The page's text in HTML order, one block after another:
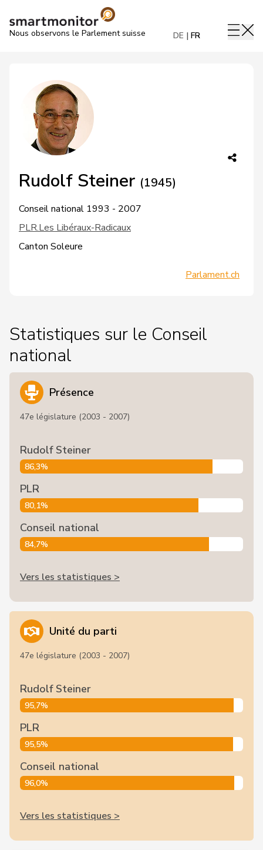
Nous observons le Parlement suisse DE FR
Rudolf Steiner (1945)
Conseil national 1993 - 2007
PLR.Les Libéraux-Radicaux
Canton Soleure
Parlament.ch
Statistiques sur le Conseil
national
Présence
47e législature (2003 - 2007)
Rudolf Steiner
86,3%
PLR
80,1%
Conseil national
84,7%
Vers les statistiques >
Unité du parti
47e législature (2003 - 2007)
Rudolf Steiner
95,7%
PLR
95,5%
Conseil national
96,0%
Vers les statistiques >